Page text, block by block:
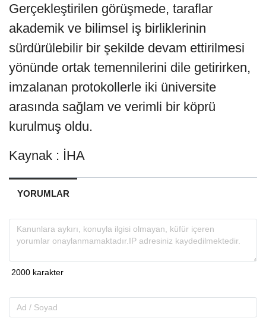
Gerçekleştirilen görüşmede, taraflar
akademik ve bilimsel iş birliklerinin
sürdürülebilir bir şekilde devam ettirilmesi
yönünde ortak temennilerini dile getirirken,
imzalanan protokollerle iki üniversite
arasında sağlam ve verimli bir köprü
kurulmuş oldu.
Kaynak : İHA
YORUMLAR